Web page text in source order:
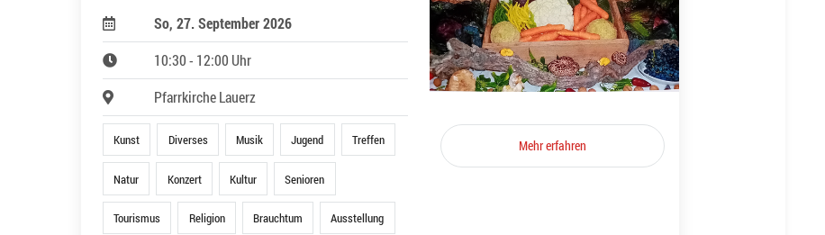
So, 27. September 2026
10:30 - 12:00 Uhr
Pfarrkirche Lauerz
Kunst Diverses Musik Jugend Treffen
Natur Konzert Kultur Senioren
Tourismus Religion Brauchtum Ausstellung
Mehr erfahren